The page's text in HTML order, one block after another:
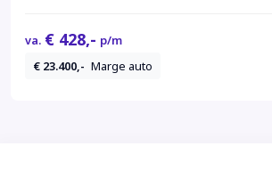
va. € 428,- p/m
€ 23.400,- Marge auto